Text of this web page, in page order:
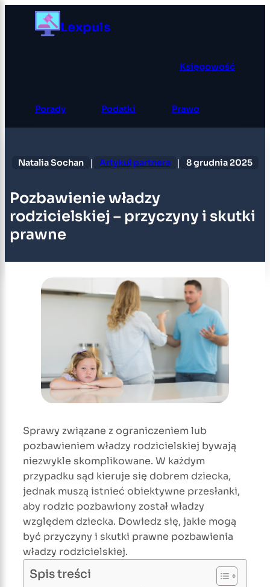
Przejdź
Lexpuls
Księgowość
Porady Podatki Prawo
Natalia Sochan | Artykuł partnera | 8 grudnia 2025
Pozbawienie władzy
rodzicielskiej – przyczyny i skutki
prawne
Sprawy związane z ograniczeniem lub
pozbawieniem władzy rodzicielskiej bywają
niezwykle skomplikowane. W każdym
przypadku sąd kieruje się dobrem dziecka,
jednak muszą istnieć obiektywne przesłanki,
aby rodzic pozbawiony został władzy
względem dziecka. Dowiedz się, jakie mogą
być przyczyny i skutki prawne pozbawienia
władzy rodzicielskiej.
Spis treści